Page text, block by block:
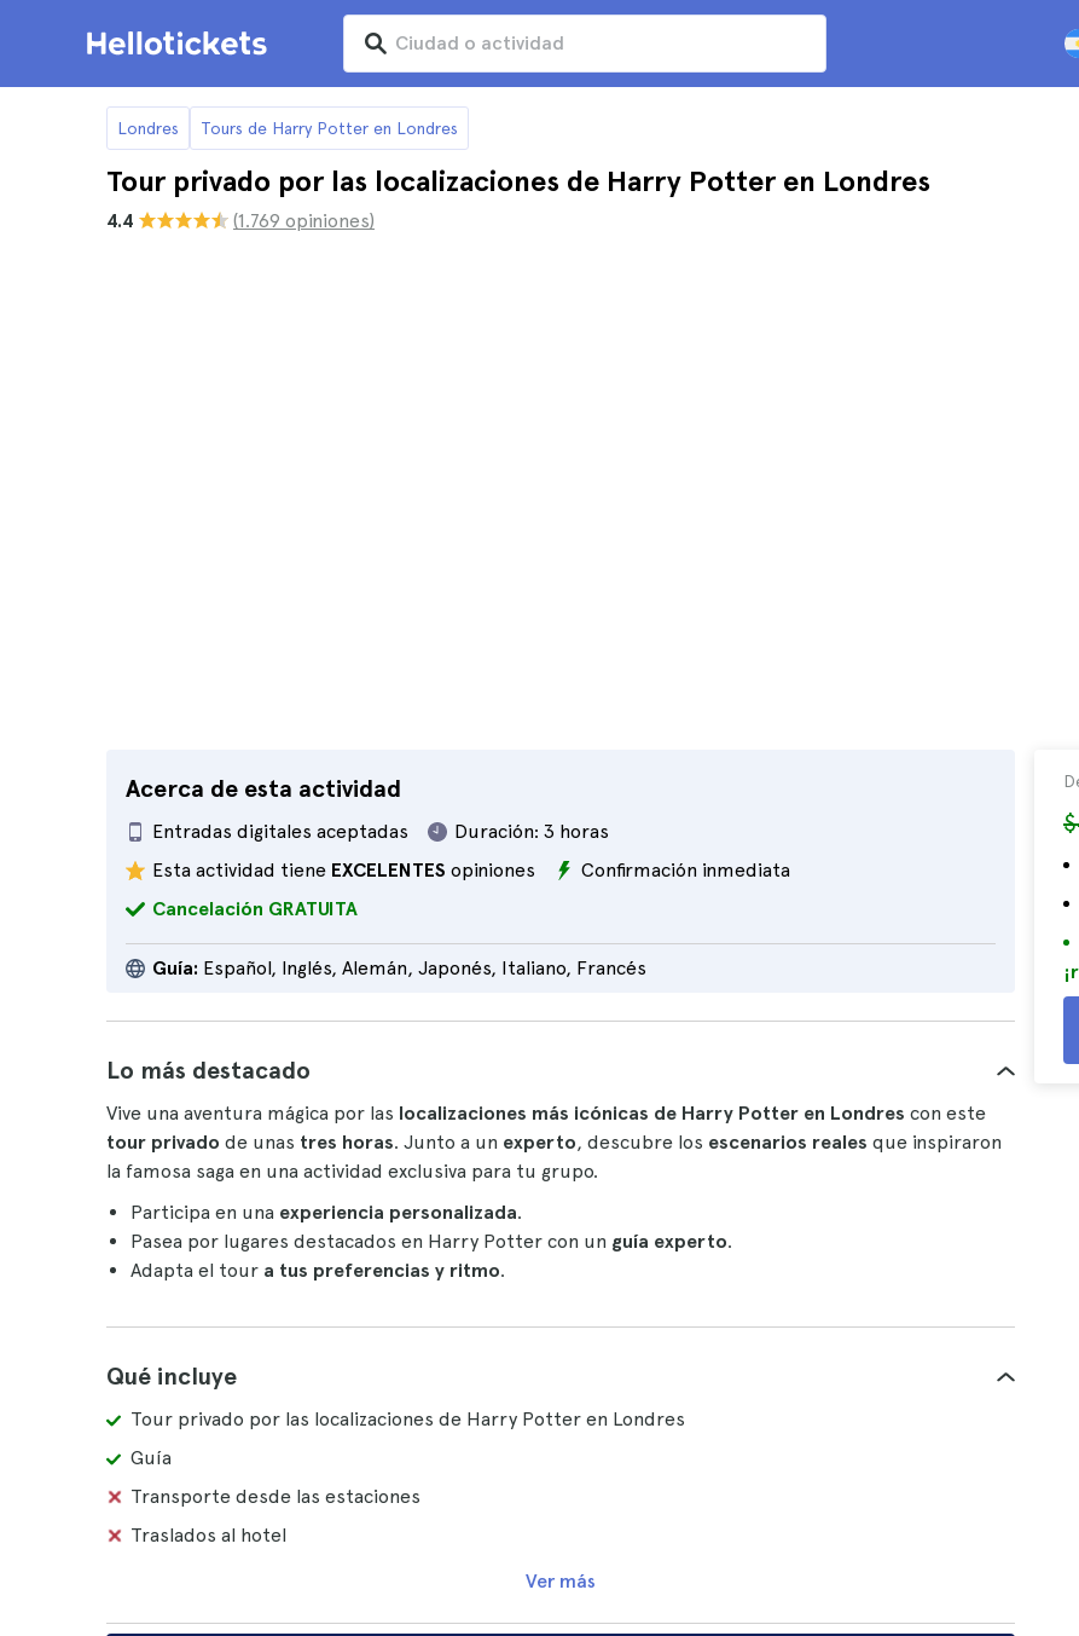
Londres Tours de Harry Potter en Londres
Tour privado por las localizaciones de Harry Potter en Londres
4.4 (1.769 opiniones)
Acerca de esta actividad
Entradas digitales aceptadas Duración: 3 horas
Esta actividad tiene EXCELENTES opiniones
Confirmación inmediata
Cancelación GRATUITA
Guía: Español, Inglés, Alemán, Japonés, Italiano, Francés
Lo más destacado
Vive una aventura mágica por las localizaciones más icónicas de Harry Potter en Londres con este
tour privado de unas tres horas. Junto a un experto, descubre los escenarios reales que inspiraron
la famosa saga en una actividad exclusiva para tu grupo.
Participa en una experiencia personalizada.
Pasea por lugares destacados en Harry Potter con un guía experto.
Adapta el tour a tus preferencias y ritmo.
Qué incluye
Tour privado por las localizaciones de Harry Potter en Londres
Guía
Transporte desde las estaciones
Traslados al hotel
Ver más